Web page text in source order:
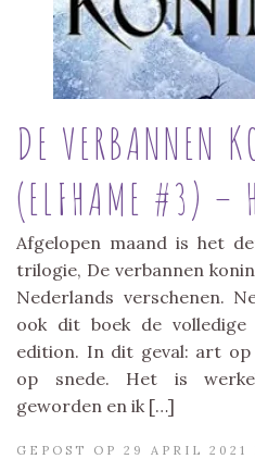
DE VERBANNEN
(ELFHAME #3) –
Afgelopen maand is het
trilogie, De verbannen
Nederlands verschenen.
ook dit boek de
edition. In dit geval: art op
op snede. Het is
geworden en ik […]
GEPOST OP 29 APRIL 2021